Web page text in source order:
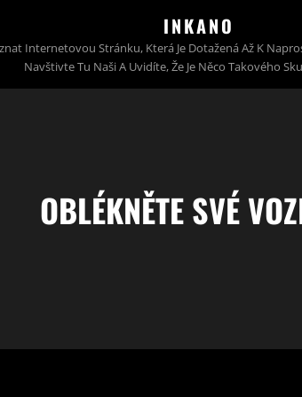
INKANO
Internetovou Stránku, Která Je Dotažená Až K
Navštivte Tu Naši A Uvidíte, Že Je Něco Takového
OBLÉKNĚTE SVÉ